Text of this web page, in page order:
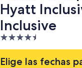
Hyatt
Inclusive
Alojamiento
de
4.5 estrellas
Elige las fechas